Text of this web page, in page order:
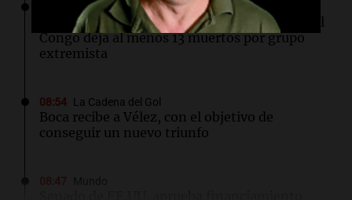
Mundo
Violento ataque en República Democrática del
Congo deja al menos 13 muertos por grupo
extremista
08:54 La Cadena del Gol
Boca recibe a Vélez, con el objetivo de
conseguir un nuevo triunfo